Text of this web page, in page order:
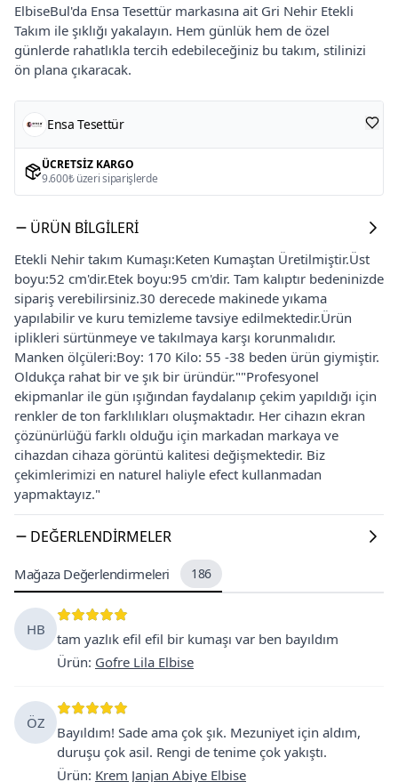
ElbiseBul'da Ensa Tesettür markasına ait Gri Nehir Etekli
Takım ile şıklığı yakalayın. Hem günlük hem de özel
günlerde rahatlıkla tercih edebileceğiniz bu takım, stilinizi
ön plana çıkaracak.
Ensa Tesettür
ÜCRETSIZ KARGO
9.600₺ üzeri siparişlerde
ÜRÜN BILGILERI
Etekli Nehir takım Kumaşı:Keten Kumaştan Üretilmiştir.Üst
boyu:52 cm'dir.Etek boyu:95 cm'dir. Tam kalıptır bedeninizde
sipariş verebilirsiniz.30 derecede makinede yıkama
yapılabilir ve kuru temizleme tavsiye edilmektedir.Ürün
iplikleri sürtünmeye ve takılmaya karşı korunmalıdır.
Manken ölçüleri:Boy: 170 Kilo: 55 -38 beden ürün giymiştir.
Oldukça rahat bir ve şık bir üründür.""Profesyonel
ekipmanlar ile gün ışığından faydalanıp çekim yapıldığı için
renkler de ton farklılıkları oluşmaktadır. Her cihazın ekran
çözünürlüğü farklı olduğu için markadan markaya ve
cihazdan cihaza görüntü kalitesi değişmektedir. Biz
çekimlerimizi en naturel haliyle efect kullanmadan
yapmaktayız."
DEĞERLENDIRMELER
Mağaza Değerlendirmeleri 186
HB
tam yazlık efil efil bir kumaşı var ben bayıldım
Ürün: Gofre Lila Elbise
ÖZ
Bayıldım! Sade ama çok şık. Mezuniyet için aldım,
duruşu çok asil. Rengi de tenime çok yakıştı.
Ürün: Krem Janjan Abiye Elbise